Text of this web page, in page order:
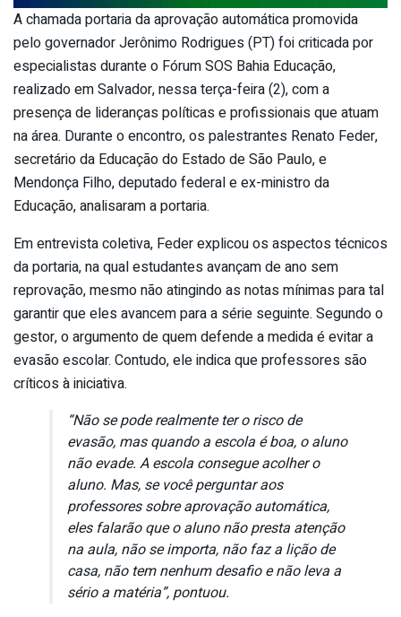
A chamada portaria da aprovação automática promovida
pelo governador Jerônimo Rodrigues (PT) foi criticada por
especialistas durante o Fórum SOS Bahia Educação,
realizado em Salvador, nessa terça-feira (2), com a
presença de lideranças políticas e profissionais que atuam
na área. Durante o encontro, os palestrantes Renato Feder,
secretário da Educação do Estado de São Paulo, e
Mendonça Filho, deputado federal e ex-ministro da
Educação, analisaram a portaria.
Em entrevista coletiva, Feder explicou os aspectos técnicos
da portaria, na qual estudantes avançam de ano sem
reprovação, mesmo não atingindo as notas mínimas para tal
garantir que eles avancem para a série seguinte. Segundo o
gestor, o argumento de quem defende a medida é evitar a
evasão escolar. Contudo, ele indica que professores são
críticos à iniciativa.
“Não se pode realmente ter o risco de
evasão, mas quando a escola é boa, o aluno
não evade. A escola consegue acolher o
aluno. Mas, se você perguntar aos
professores sobre aprovação automática,
eles falarão que o aluno não presta atenção
na aula, não se importa, não faz a lição de
casa, não tem nenhum desafio e não leva a
sério a matéria”, pontuou.